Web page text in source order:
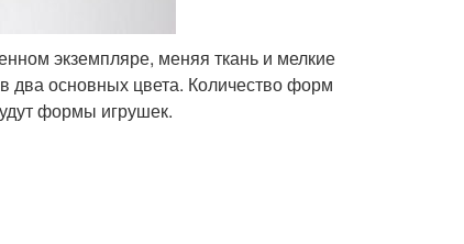
экземпляре, меняя ткань и мелкие
два основных цвета. Количество форм
формы игрушек.